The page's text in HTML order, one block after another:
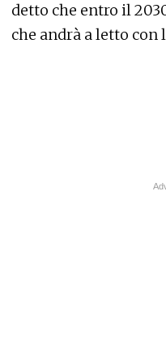
detto che entro il
che andrà a letto con